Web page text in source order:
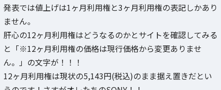
発表では値上げは1ヶ月利用権と3ヶ月利用権の表記しかあり
ません。
肝心の12ヶ月利用権はどうなるのかとサイトを確認してみる
と「※12ヶ月利用権の価格は現行価格から変更ありませ
ん。」の文字が！！！
12ヶ月利用権は現状の5,143円(税込)のまま据え置きだとい